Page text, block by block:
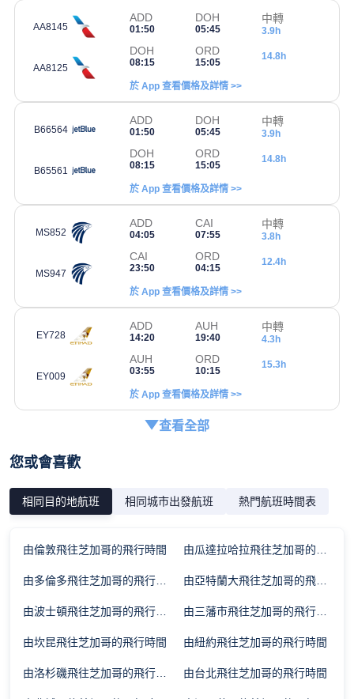
AA8145
ADD
01:50
DOH
05:45
中轉
3.9h
AA8125
DOH
08:15
ORD
15:05
14.8h
於 App 查看價格及詳情 >>
B66564
ADD
01:50
DOH
05:45
中轉
3.9h
B65561
DOH
08:15
ORD
15:05
14.8h
於 App 查看價格及詳情 >>
MS852
ADD
04:05
CAI
07:55
中轉
3.8h
MS947
CAI
23:50
ORD
04:15
12.4h
於 App 查看價格及詳情 >>
EY728
ADD
14:20
AUH
19:40
中轉
4.3h
EY009
AUH
03:55
ORD
10:15
15.3h
於 App 查看價格及詳情 >>
查看全部
您或會喜歡
相同目的地航班 相同城市出發航班 熱門航班時間表
由倫敦飛往芝加哥的飛行時間
由坎昆飛往芝加哥的飛行時間 由紐約飛往芝加哥的飛行時間
由台北飛往芝加哥的飛行時間